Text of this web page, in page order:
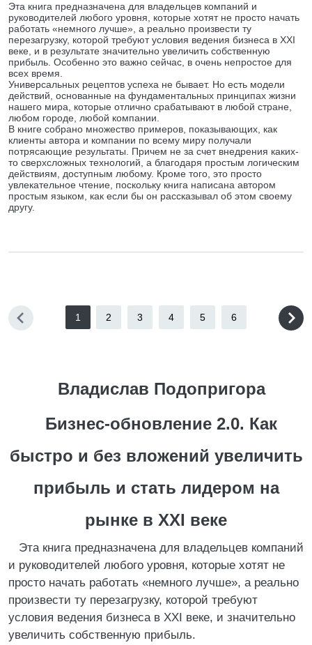
Эта книга предназначена для владельцев компаний и
руководителей любого уровня, которые хотят не просто начать
работать «немного лучше», а реально произвести ту
перезагрузку, которой требуют условия ведения бизнеса в XXI
веке, и в результате значительно увеличить собственную
прибыль. Особенно это важно сейчас, в очень непростое для
всех время.
Универсальных рецептов успеха не бывает. Но есть модели
действий, основанные на фундаментальных принципах жизни
нашего мира, которые отлично срабатывают в любой стране,
любом городе, любой компании.
В книге собрано множество примеров, показывающих, как
клиенты автора и компании по всему миру получали
потрясающие результаты. Причем не за счет внедрения каких-
то сверхсложных технологий, а благодаря простым логическим
действиям, доступным любому. Кроме того, это просто
увлекательное чтение, поскольку книга написана автором
простым языком, как если бы он рассказывал об этом своему
другу.
1 2 3 4 5 6
Владислав Подопригора
Бизнес-обновление 2.0. Как
быстро и без вложений увеличить
прибыль и стать лидером на
рынке в ХХI веке
Эта книга предназначена для владельцев компаний
и руководителей любого уровня, которые хотят не
просто начать работать «немного лучше», а реально
произвести ту перезагрузку, которой требуют
условия ведения бизнеса в ХХI веке, и значительно
увеличить собственную прибыль.